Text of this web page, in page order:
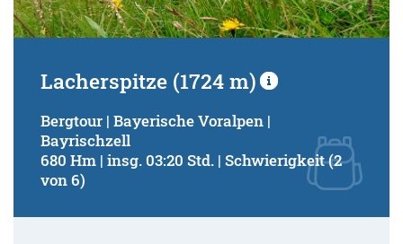
Lacherspitze (1724 m)
Bergtour | Bayerische Voralpen |
Bayrischzell
680 Hm | insg. 03:20 Std. | Schwierigkeit (2
von 6)